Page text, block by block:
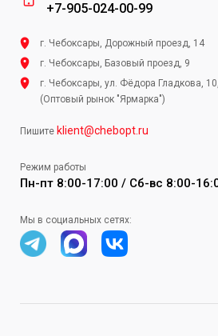
+7-905-024-00-99
г. Чебоксары, Дорожный проезд, 14
г. Чебоксары, Базовый проезд, 9
г. Чебоксары, ул. Фёдора Гладкова,
(Оптовый рынок "Ярмарка")
Пишите klient@chebopt.ru
Режим работы
Пн-пт 8:00-17:00 / Сб-вс 8:00-
Мы в социальных сетях: